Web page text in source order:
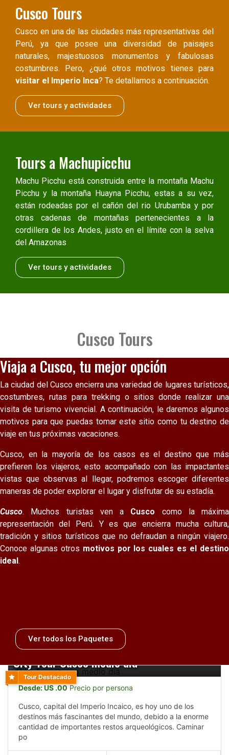
Cusco Tours
Cusco en una de las ciudades más representativas del
Perú, ya que posee una diversidad de paisajes
naturales, majestuosos monumentos y fabulosas
costumbres. Pero, ¿qué otros motivos tienes para
visitar el Imperio Inca? Te detallamos a continuación.
Ver tours y actividades
Tours a Machupicchu
Machu Picchu está construida entre la montaña Machu
Picchu y la montaña Huayna Picchu, estas a su vez,
están rodeadas por el cañón del rio Urubamba y por
otras cadenas de montañas pertenecientes a la
cordillera de los Andes, justo en el límite con la selva
del Amazonas
Ver tours y actividades
Cusco Tours
Viaja a Cusco, tu mejor opción
La ciudad del Cusco encierra una variedad de lugares turísticos,
costumbres, rutas para trekking o sitios donde realizar una
visita de turismo vivencial. A continuación, le daremos algunos
motivos para que puedas tomar este sitio como tu destino de
viaje en tus próximas vacaciones.
Cusco, en la mayoría de los casos es el destino que más
prefieren los viajeros, esto acompañado con las impactantes
vistas que observas al llegar, podremos escoger diferentes
maneras de poder explorar el lugar y disfrutar de su estadía.
Cusco. Muchos turistas ven a Cusco como la máxima
representación del Perú. Y es que encierra mucha cultura,
tradición y sitios turísticos que no defraudan a ningún viajero.
Conoce algunas otros motivos por los cuales es el destino
ideal.
Ver todos los Paquetes
Tour Destacado
City Tour Cusco medio día
Desde: US .00 Precio por persona
Cusco, capital del Imperio Incaico, es hoy uno de los
destinos más fascinantes del mundo, debido a la enorme
cantidad de importantes restos arqueológicos. Caminar
po